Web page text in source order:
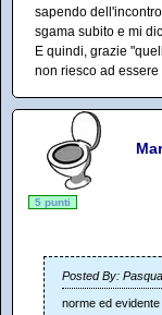
sapendo
sgama subito e mi
E quindi, grazie
non riesco ad
5 punti
Posted By:
norme ed